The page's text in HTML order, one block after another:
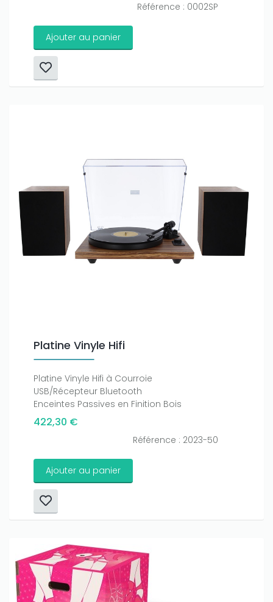
Référence : 0002SP
Ajouter au panier
Platine Vinyle Hifi
Platine Vinyle Hifi à Courroie
USB/Récepteur Bluetooth
Enceintes Passives en Finition Bois
422,30 €
Référence : 2023-50
Ajouter au panier